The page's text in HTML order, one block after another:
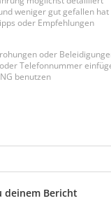
weniger gut gefallen hat
oder Empfehlungen
oder
Telefonnummer
benutzen
deinem Bericht